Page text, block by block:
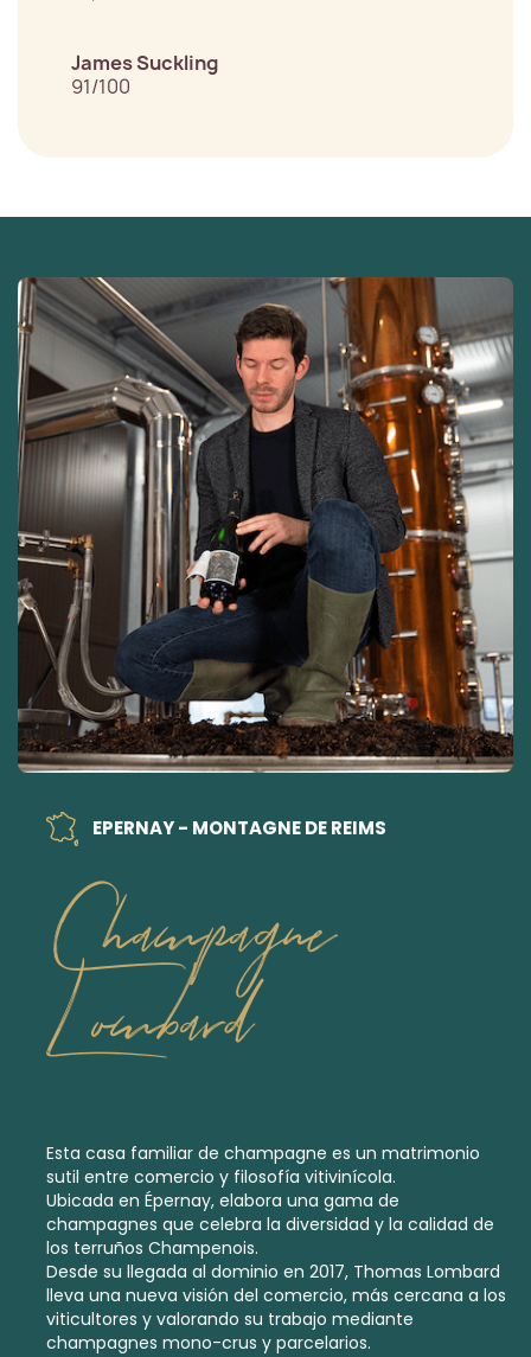
James Suckling
91/100
EPERNAY - MONTAGNE DE REIMS
Champagne
Lombard
Esta casa familiar de champagne es un matrimonio
sutil entre comercio y filosofía vitivinícola.
Ubicada en Épernay, elabora una gama de
champagnes que celebra la diversidad y la calidad de
los terruños Champenois.
Desde su llegada al dominio en 2017, Thomas Lombard
lleva una nueva visión del comercio, más cercana a los
viticultores y valorando su trabajo mediante
champagnes mono-crus y parcelarios.